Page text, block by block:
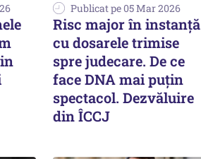
Publicat pe 05 Mar 2026
Risc major în instanță
cu dosarele trimise
spre judecare. De ce
face DNA mai puțin
spectacol. Dezvăluire
din ÎCCJ